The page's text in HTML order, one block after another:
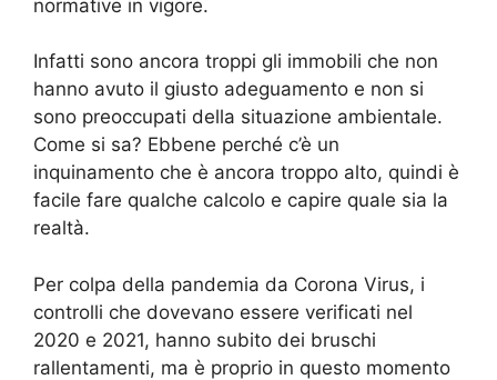
normative in vigore.
Infatti sono ancora troppi gli immobili che non
hanno avuto il giusto adeguamento e non si
sono preoccupati della situazione ambientale.
Come si sa? Ebbene perché c’è un
inquinamento che è ancora troppo alto, quindi è
facile fare qualche calcolo e capire quale sia la
realtà.
Per colpa della pandemia da Corona Virus, i
controlli che dovevano essere verificati nel
2020 e 2021, hanno subito dei bruschi
rallentamenti, ma è proprio in questo momento